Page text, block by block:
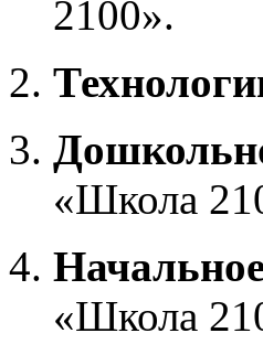
2100».
«Школа
«Школа